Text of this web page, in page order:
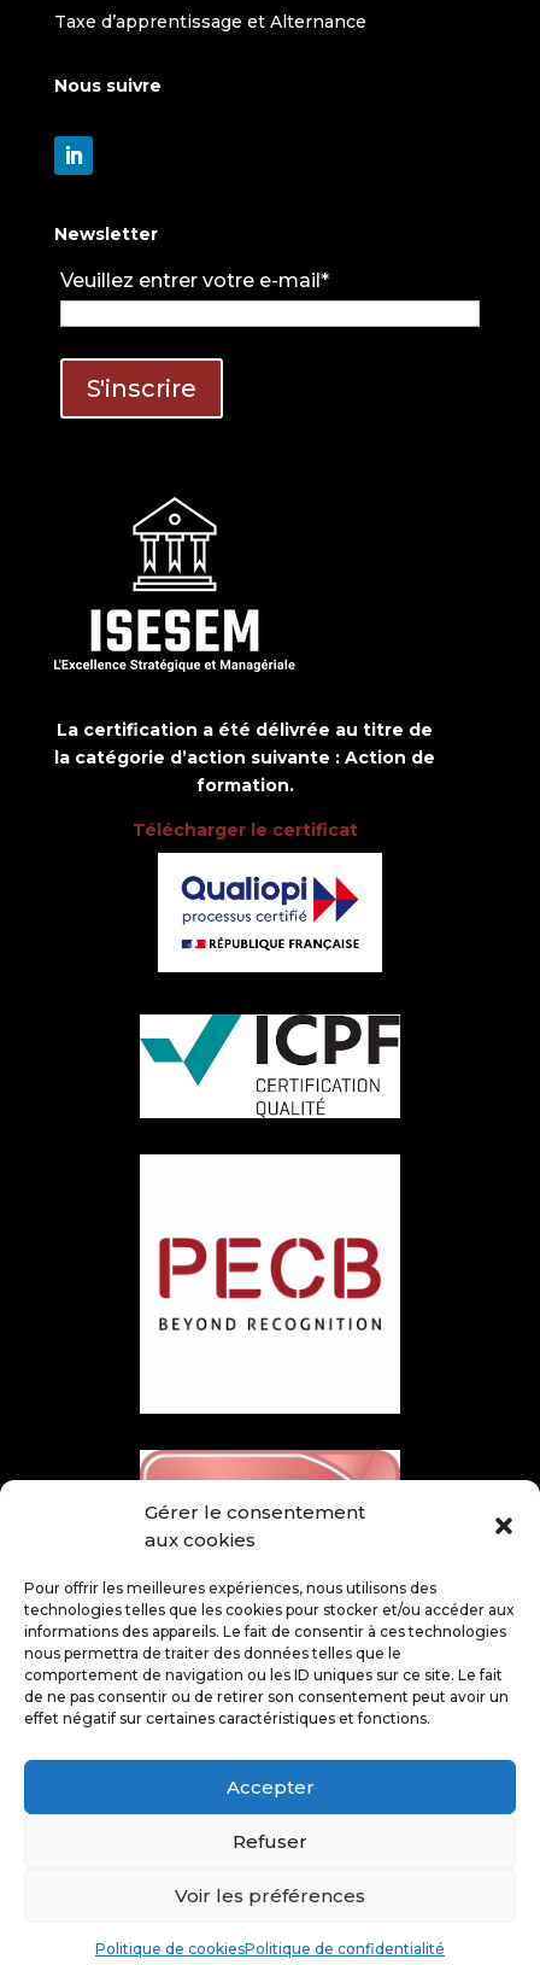
Gérer le consentement
aux cookies
Pour offrir les meilleures expériences, nous utilisons des
technologies telles que les cookies pour stocker et/ou accéder aux
informations des appareils. Le fait de consentir à ces technologies
nous permettra de traiter des données telles que le
comportement de navigation ou les ID uniques sur ce site. Le fait
de ne pas consentir ou de retirer son consentement peut avoir un
effet négatif sur certaines caractéristiques et fonctions.
Accepter
Refuser
Voir les préférences
Politique de cookiesPolitique de confidentialité
Taxe d’apprentissage et Alternance
Nous suivre
Newsletter
Veuillez entrer votre e-mail*
La certification a été délivrée au titre de
la catégorie d’action suivante : Action de
formation.
Télécharger le certificat
Mentions légales –Politique de confidentialité